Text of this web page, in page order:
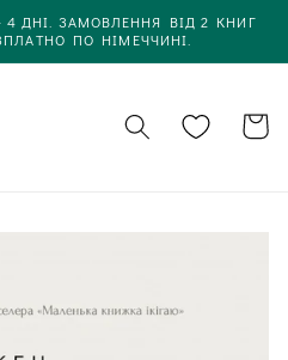
4 ДНІ. ЗАМОВЛЕННЯ ВІД 2 КНИГ
ПО НІМЕЧЧИНІ.
Кошик